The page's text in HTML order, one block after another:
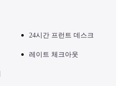
24시간 프런트 데스크
레이트 체크아웃